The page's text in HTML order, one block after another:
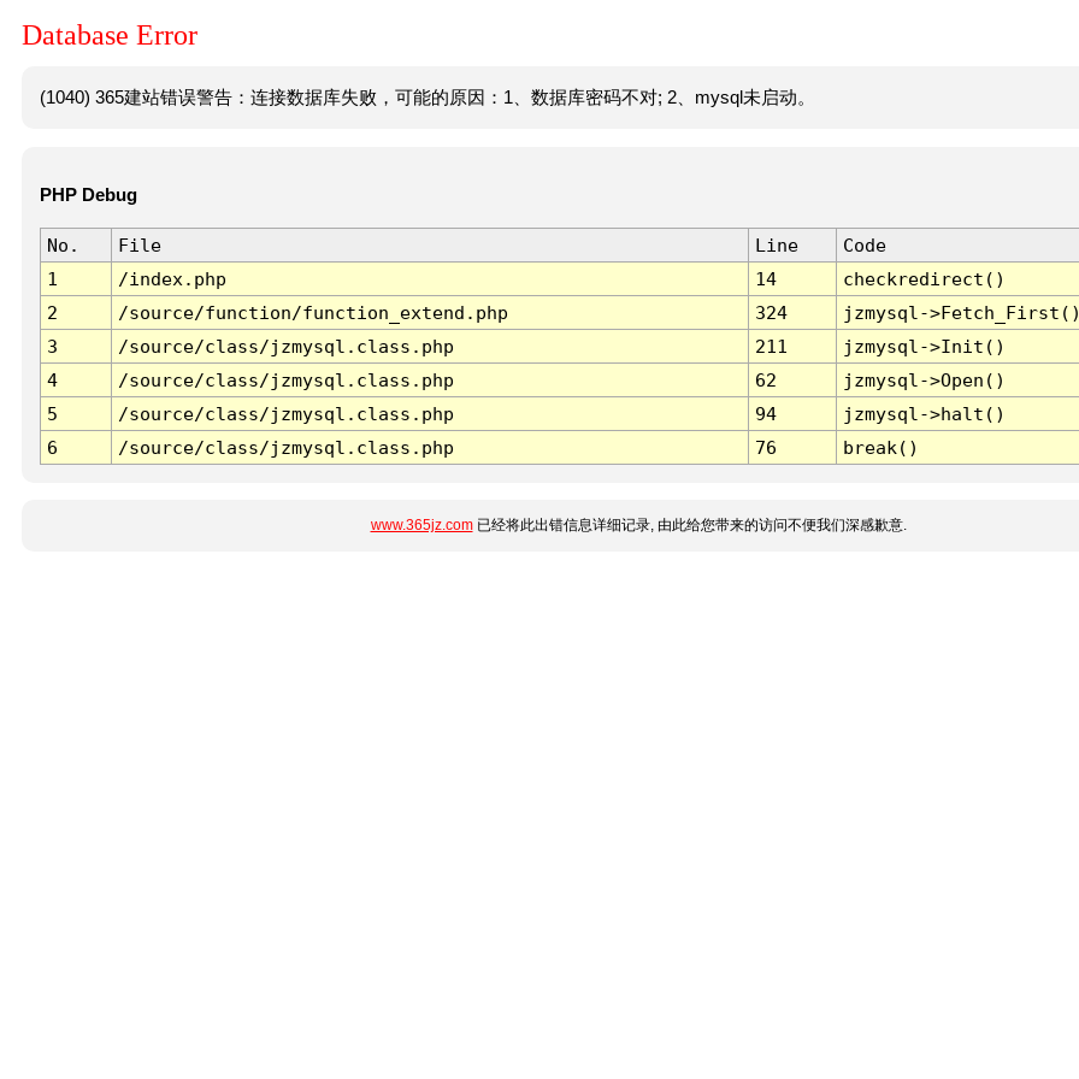
Database Error
(1040) 365建站错误警告：连接数据库失败，可能的原因：1、数据库密码不对; 2、mysql未启动。
PHP Debug
No. File Line
Code
1
/index.php 14
checkredirect()
2
/source/function/function_extend.php 324
jzmysql-
3
/source/class/jzmysql.class.php 211
jzmysql->Init()
4
/source/class/jzmysql.class.php 62
jzmysql->Open()
5
/source/class/jzmysql.class.php 94
jzmysql->halt()
6
/source/class/jzmysql.class.php 76 break()
www.365jz.com已经将此出错信息详细记录, 由此给您带来的访问不便我们深感歉意.